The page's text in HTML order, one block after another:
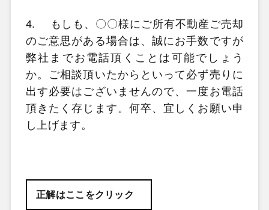
4.
もしも、〇〇様にご所有不動産ご売却
のご意思がある場合は、誠にお手数ですが
弊社までお電話頂くことは可能でしょう
か。ご相談頂いたからといって必ず売りに
出す必要はございませんので、一度お電話
頂きたく存じます。何卒、宜しくお願い申
し上げます。
正解はここをクリック